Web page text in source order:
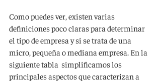
Como puedes ver, existen varias
definiciones poco claras para determinar
el tipo de empresa y si se trata de una
micro, pequeña o mediana empresa. En la
siguiente tabla  simplificamos los
principales aspectos que caracterizan a